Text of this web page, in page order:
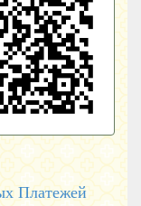
Платежей